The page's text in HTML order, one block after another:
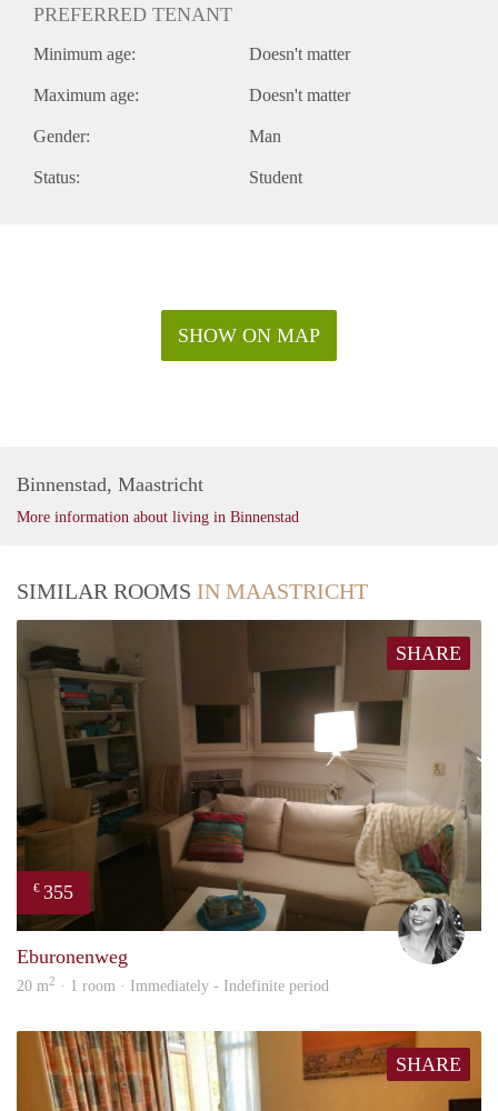
PREFERRED TENANT
Minimum age: Doesn't matter
Maximum age: Doesn't matter
Gender: Man
Status: Student
SHOW ON MAP
Binnenstad, Maastricht
More information about living in Binnenstad
SIMILAR ROOMS IN MAASTRICHT
SHARE
€ 355
Eburonenweg
20 m2 · 1 room · Immediately - Indefinite period
SHARE